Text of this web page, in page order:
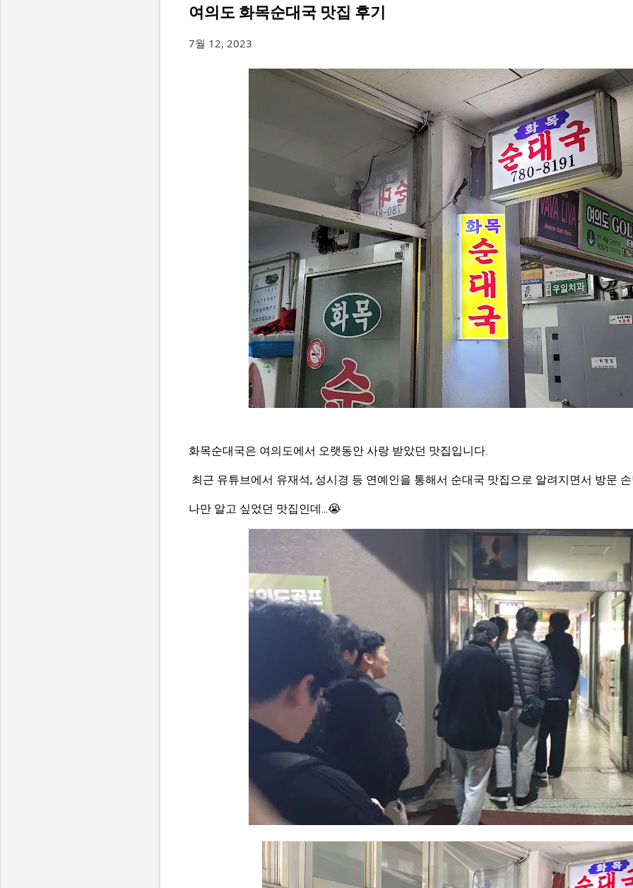
여의도 화목순대국 맛집 후기
7월 12, 2023
화목순대국은 여의도에서 오랫동안 사랑 받았던 맛집입니다.
최근 유튜브에서 유재석, 성시경 등 연예인을 통해서 순대국 맛집으로 알려지면서 방문
나만 알고 싶었던 맛집인데...😭